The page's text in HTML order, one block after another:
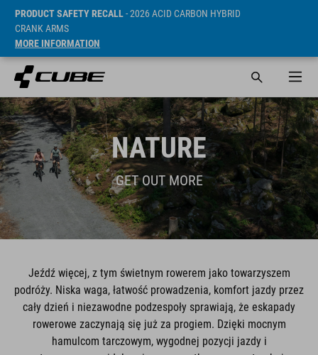
PRODUCT SAFETY RECALL- 2026 ACID CARBON HYBRID
CRANK ARMS
MORE INFORMATION
NATURE
GET OUT MORE
Jeźdź więcej, z tym świetnym rowerem jako towarzyszem
podróży. Niska waga, łatwość prowadzenia, komfort jazdy przez
cały dzień i niezawodne podzespoły sprawiają, że eskapady
rowerowe zaczynają się już za progiem. Dzięki mocnym
hamulcom tarczowym, wygodnej pozycji jazdy i